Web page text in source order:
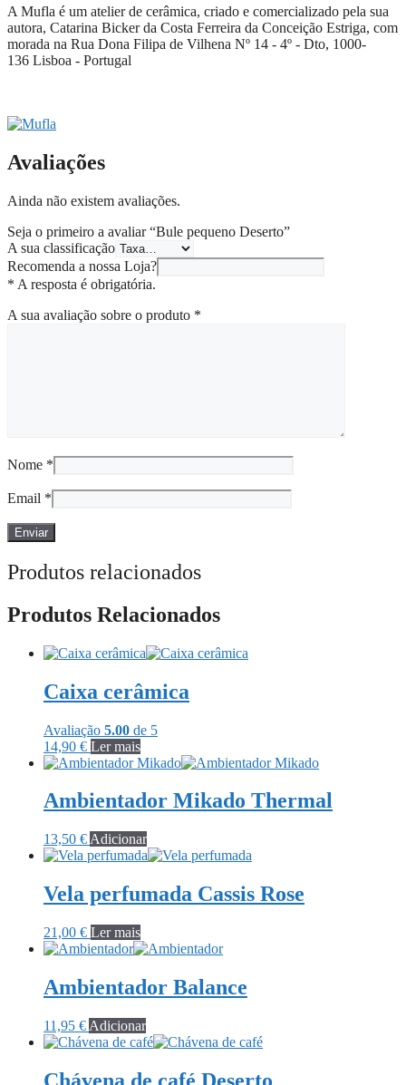
A Mufla é um atelier de cerâmica, criado e comercializado pela sua
autora, Catarina Bicker da Costa Ferreira da Conceição Estriga, com
morada na Rua Dona Filipa de Vilhena Nº 14 - 4º - Dto, 1000-
136 Lisboa - Portugal
Avaliações
Ainda não existem avaliações.
Seja o primeiro a avaliar “Bule pequeno Deserto”
A sua classificação
Recomenda a nossa Loja?
* A resposta é obrigatória.
A sua avaliação sobre o produto *
Nome *
Email *
Produtos relacionados
Produtos Relacionados
Caixa cerâmica
Avaliação 5.00 de 5
14,90 € Ler mais
Ambientador Mikado Thermal
13,50 € Adicionar
Vela perfumada Cassis Rose
21,00 € Ler mais
Ambientador Balance
11,95 € Adicionar